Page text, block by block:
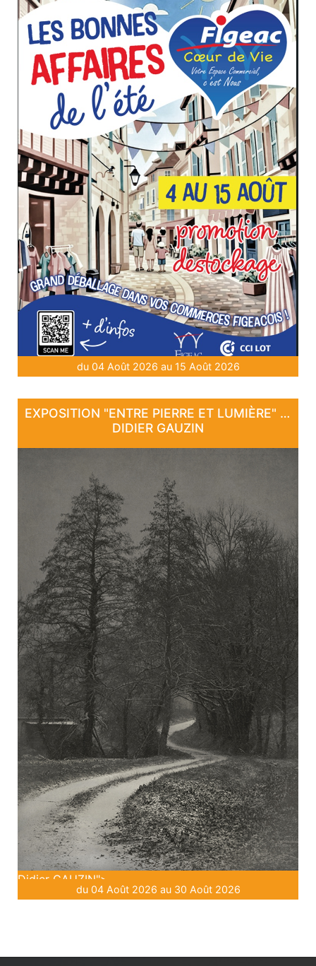
du 04 Août 2026 au 15 Août 2026
EXPOSITION "ENTRE PIERRE ET LUMIÈRE" - DE DAN COURTICE ET DE
DIDIER GAUZIN
Didier GAUZIN">
du 04 Août 2026 au 30 Août 2026